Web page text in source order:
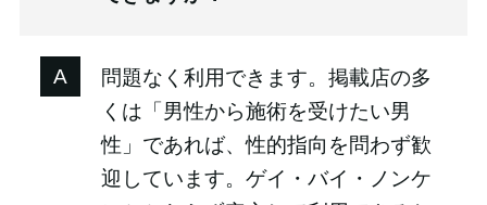
問題なく利用できます。掲載店の多
くは「男性から施術を受けたい男
性」であれば、性的指向を問わず歓
迎しています。ゲイ・バイ・ノンケ